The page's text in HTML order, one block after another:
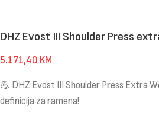
DHZ Evost III Shoulder Press
5.171,40 KM
💪 DHZ Evost III Shoulder Press Extra
definicija za ramena!